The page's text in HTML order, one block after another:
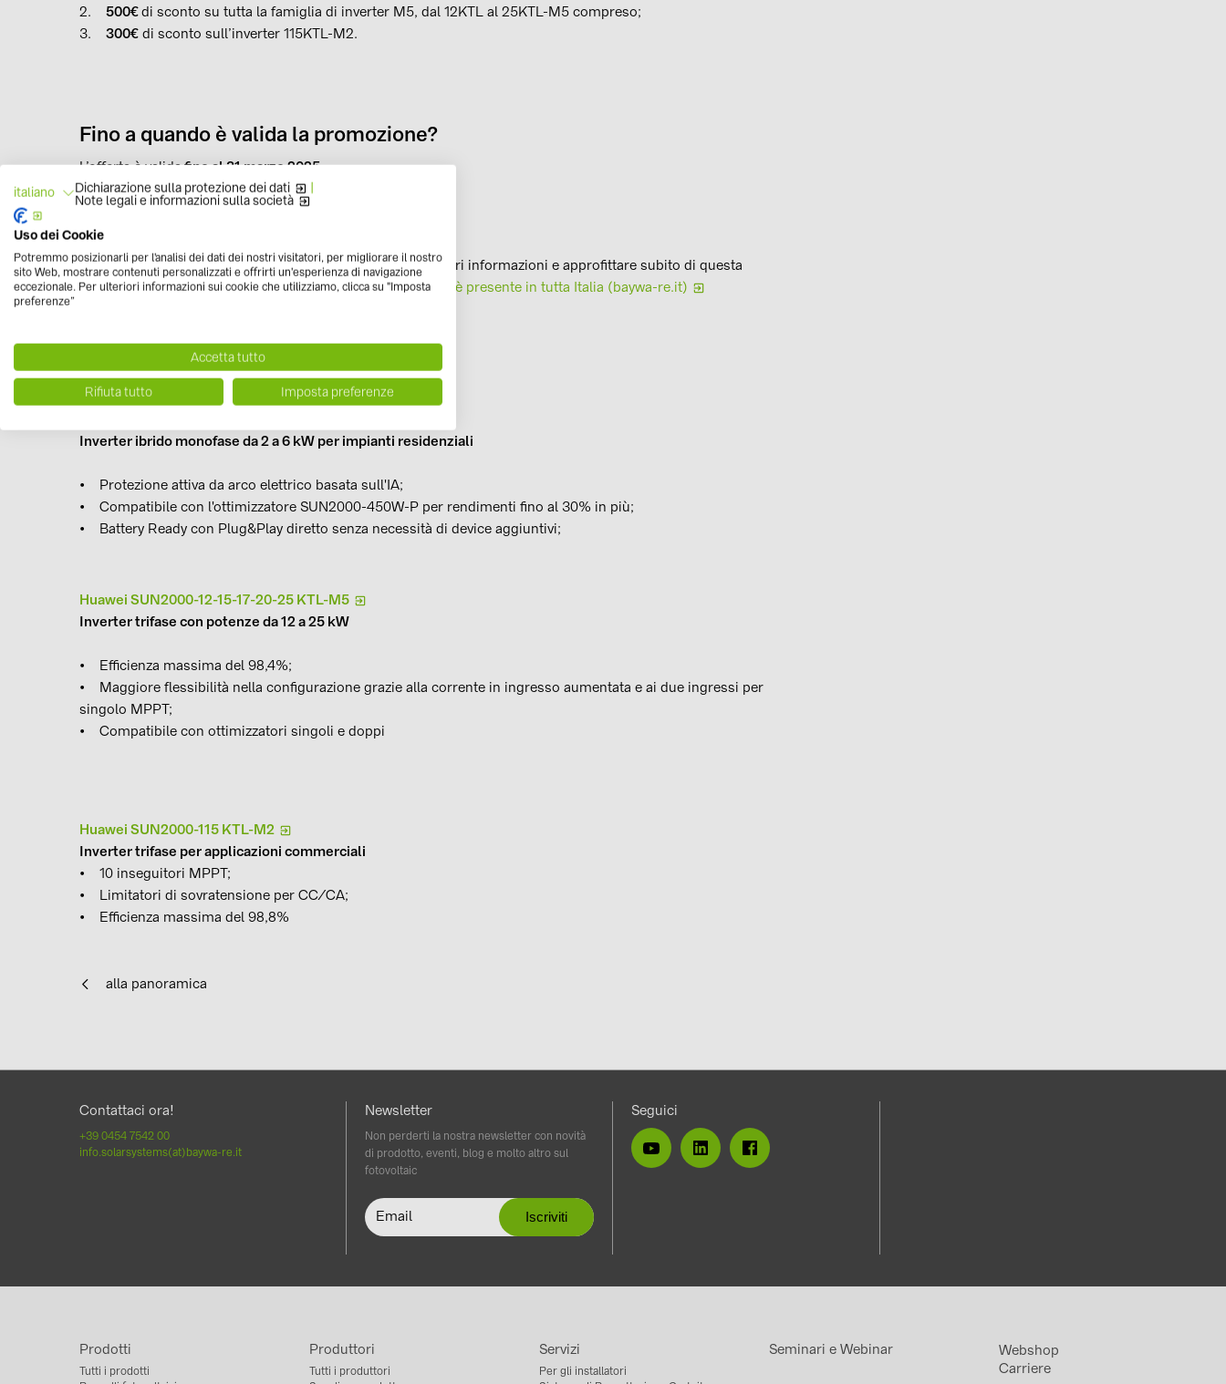
2. 500€di sconto su tutta la famiglia di inverter M5, dal 12KTL al 25KTL-M5 compreso;
3. 300€ di sconto sull’inverter 115KTL-M2.
Fino a quando è valida la promozione?
L’offerta è validafino al 31 marzo 2025.
Cosa aspetti? Contatta il team BayWa r.e. per avere maggiori informazioni e approfittare subito di questa
occasione >Il Team di esperti BayWa r.e. per il fotovoltaico è presente in tutta Italia (baywa-re.it)
Dettagli dei prodotti:
Inverter ibrido monofase da 2 a 6 kW per impianti residenziali
• Protezione attiva da arco elettrico basata sull'IA;
• Compatibile con l'ottimizzatore SUN2000-450W-P per rendimenti fino al 30% in più;
• Battery Ready con Plug&Play diretto senza necessità di device aggiuntivi;
Huawei SUN2000-12-15-17-20-25 KTL-M5
Inverter trifase con potenze da 12 a 25 kW
• Efficienza massima del 98,4%;
• Maggiore flessibilità nella configurazione grazie alla corrente in ingresso aumentata e ai due ingressi per
singolo MPPT;
• Compatibile con ottimizzatori singoli e doppi
Huawei SUN2000-115 KTL-M2
Inverter trifase per applicazioni commerciali
• 10 inseguitori MPPT;
• Limitatori di sovratensione per CC/CA;
• Efficienza massima del 98,8%
alla panoramica
Contattaci ora!
+39 0454 7542 00
info.solarsystems(at)baywa-re.it
Newsletter
Non perderti la nostra newsletter con novità
di prodotto, eventi, blog e molto altro sul
fotovoltaic
Seguici
Prodotti
Tutti i prodotti
Produttori
Tutti i produttori
Servizi
Per gli installatori
Seminari e Webinar
Webshop
Carriere
italiano Dichiarazione sulla protezione dei dati |
Note legali e informazioni sulla società
Uso dei Cookie
Potremmo posizionarli per l'analisi dei dati dei nostri visitatori, per migliorare il nostro
sito Web, mostrare contenuti personalizzati e offrirti un'esperienza di navigazione
eccezionale. Per ulteriori informazioni sui cookie che utilizziamo, clicca su "Imposta
preferenze”
Accetta tutto
Rifiuta tutto Imposta preferenze